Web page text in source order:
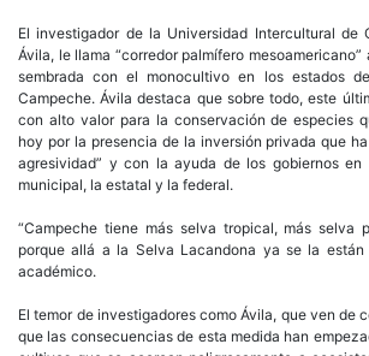
El investigador de la Universidad Intercultural de
Ávila, le llama “corredor palmífero
sembrada con el monocultivo en los estados
Campeche. Ávila destaca que sobre todo, este
con alto valor para la conservación de especies
hoy por la presencia de la inversión privada que
agresividad” y con la ayuda de los gobiernos en
municipal, la estatal y la federal.
“Campeche tiene más selva tropical, más selva
porque allá a la Selva Lacandona ya se la están
académico.
El temor de investigadores como Ávila, que ven de
que las consecuencias de esta medida han